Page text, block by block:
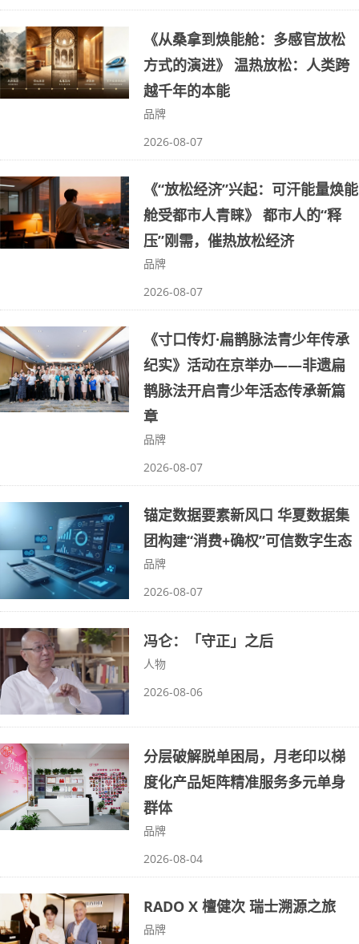
《从桑拿到焕能舱：多感官放松
方式的演进》 温热放松：人类跨
越千年的本能
品牌
2026-08-07
《“放松经济”兴起：可汗能量焕能
舱受都市人青睐》 都市人的“释
压”刚需，催热放松经济
品牌
2026-08-07
《寸口传灯·扁鹊脉法青少年传承
纪实》活动在京举办——非遗扁
鹊脉法开启青少年活态传承新篇
章
品牌
2026-08-07
锚定数据要素新风口 华夏数据集
团构建“消费+确权”可信数字生态
品牌
2026-08-07
冯仑：「守正」之后
人物
2026-08-06
分层破解脱单困局，月老印以梯
度化产品矩阵精准服务多元单身
群体
品牌
2026-08-04
RADO X 檀健次 瑞士溯源之旅
品牌